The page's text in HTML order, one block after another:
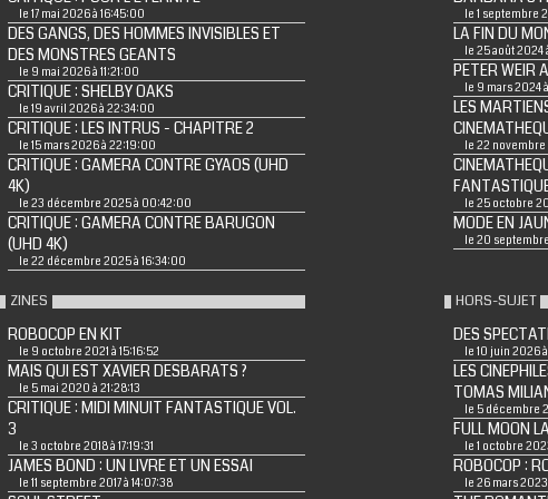
le 17 mai 2026 à 16:45:00
DES GANGS, DES HOMMES INVISIBLES ET
DES MONSTRES GEANTS
le 9 mai 2026 à 11:21:00
CRITIQUE : SHELBY OAKS
le 19 avril 2026 à 22:34:00
CRITIQUE : LES INTRUS - CHAPITRE 2
le 15 mars 2026 à 22:19:00
CRITIQUE : GAMERA CONTRE GYAOS (UHD
4K)
le 23 décembre 2025 à 00:42:00
CRITIQUE : GAMERA CONTRE BARUGON
(UHD 4K)
le 22 décembre 2025 à 16:34:00
le 1 septembre
LA FIN DU
le 25 août 2024
PETER WEIR
le 9 mars 2024
LES
le 22
le 25 octobre
MODE EN
le 20
ZINES
ROBOCOP EN KIT
le 9 octobre 2021 à 15:16:52
MAIS QUI EST XAVIER DESBARATS ?
le 5 mai 2020 à 21:28:13
CRITIQUE : MIDI MINUIT FANTASTIQUE VOL.
3
le 3 octobre 2018 à 17:19:31
JAMES BOND : UN LIVRE ET UN ESSAI
le 11 septembre 2017 à 14:07:38
HORS-SUJET
DES
le 10 juin 2026
LES
TOMAS
le 5 décembre
FULL MOON
le 1 octobre
ROBOCOP :
le 26 mars